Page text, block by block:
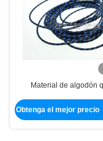
Material de algodón
manga del alambre del
Obtenga el mejor precio